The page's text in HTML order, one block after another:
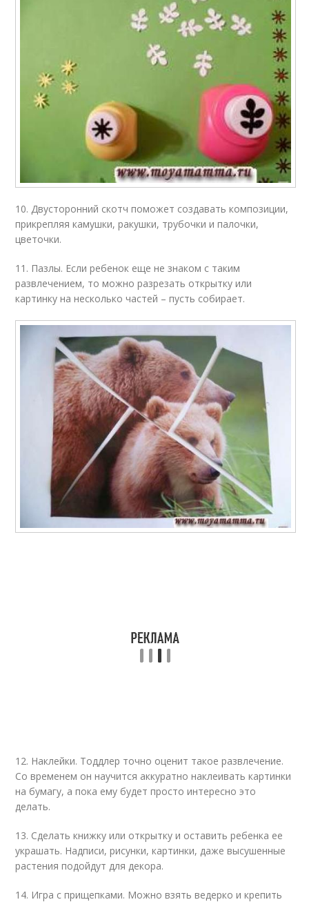
10. Двусторонний скотч поможет создавать композиции,
прикрепляя камушки, ракушки, трубочки и палочки,
цветочки.
11. Пазлы. Если ребенок еще не знаком с таким
развлечением, то можно разрезать открытку или
картинку на несколько частей – пусть собирает.
12. Наклейки. Тоддлер точно оценит такое развлечение.
Со временем он научится аккуратно наклеивать картинки
на бумагу, а пока ему будет просто интересно это
делать.
13. Сделать книжку или открытку и оставить ребенка ее
украшать. Надписи, рисунки, картинки, даже высушенные
растения подойдут для декора.
14. Игра с прищепками. Можно взять ведерко и крепить